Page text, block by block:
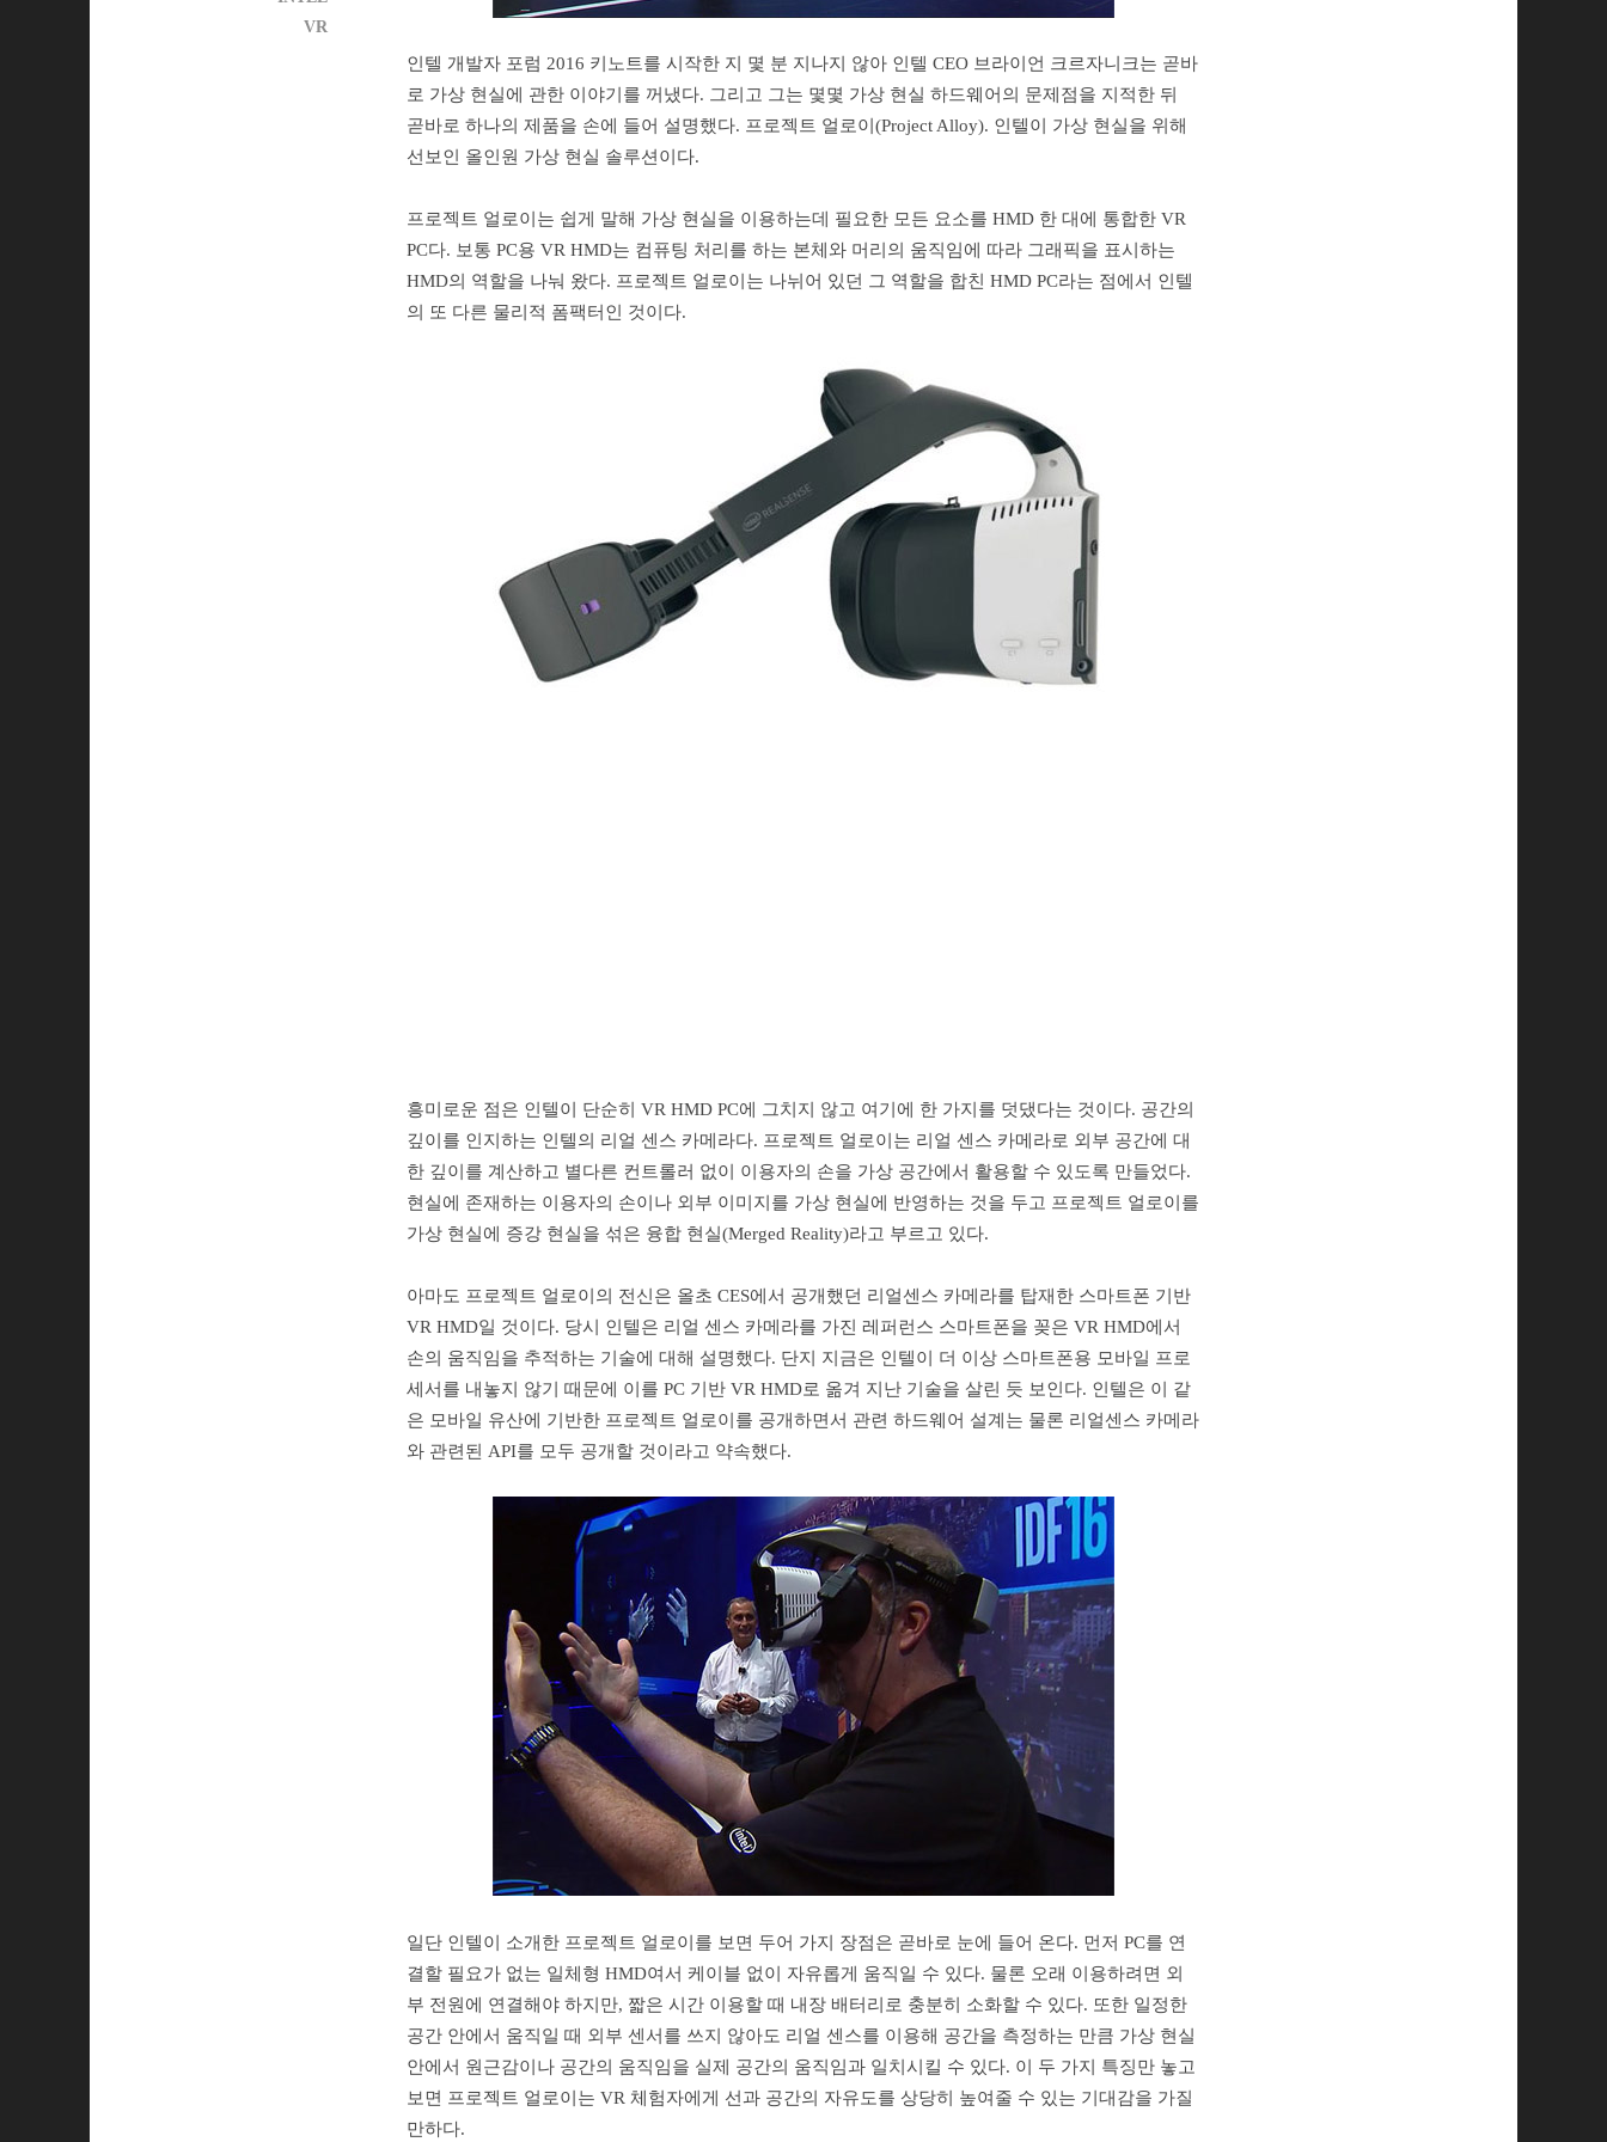
인텔 개발자 포럼 2016 키노트를 시작한 지 몇 분 지나지 않아 인텔 CEO 브라이언 크르자니크는 곧바
로 가상 현실에 관한 이야기를 꺼냈다. 그리고 그는 몇몇 가상 현실 하드웨어의 문제점을 지적한 뒤
곧바로 하나의 제품을 손에 들어 설명했다. 프로젝트 얼로이(Project Alloy). 인텔이 가상 현실을 위해
선보인 올인원 가상 현실 솔루션이다.
프로젝트 얼로이는 쉽게 말해 가상 현실을 이용하는데 필요한 모든 요소를 HMD 한 대에 통합한 VR
PC다. 보통 PC용 VR HMD는 컴퓨팅 처리를 하는 본체와 머리의 움직임에 따라 그래픽을 표시하는
HMD의 역할을 나눠 왔다. 프로젝트 얼로이는 나뉘어 있던 그 역할을 합친 HMD PC라는 점에서 인텔
의 또 다른 물리적 폼팩터인 것이다.
흥미로운 점은 인텔이 단순히 VR HMD PC에 그치지 않고 여기에 한 가지를 덧댔다는 것이다. 공간의
깊이를 인지하는 인텔의 리얼 센스 카메라다. 프로젝트 얼로이는 리얼 센스 카메라로 외부 공간에 대
한 깊이를 계산하고 별다른 컨트롤러 없이 이용자의 손을 가상 공간에서 활용할 수 있도록 만들었다.
현실에 존재하는 이용자의 손이나 외부 이미지를 가상 현실에 반영하는 것을 두고 프로젝트 얼로이를
가상 현실에 증강 현실을 섞은 융합 현실(Merged Reality)라고 부르고 있다.
아마도 프로젝트 얼로이의 전신은 올초 CES에서 공개했던 리얼센스 카메라를 탑재한 스마트폰 기반
VR HMD일 것이다. 당시 인텔은 리얼 센스 카메라를 가진 레퍼런스 스마트폰을 꽂은 VR HMD에서
손의 움직임을 추적하는 기술에 대해 설명했다. 단지 지금은 인텔이 더 이상 스마트폰용 모바일 프로
세서를 내놓지 않기 때문에 이를 PC 기반 VR HMD로 옮겨 지난 기술을 살린 듯 보인다. 인텔은 이 같
은 모바일 유산에 기반한 프로젝트 얼로이를 공개하면서 관련 하드웨어 설계는 물론 리얼센스 카메라
와 관련된 API를 모두 공개할 것이라고 약속했다.
일단 인텔이 소개한 프로젝트 얼로이를 보면 두어 가지 장점은 곧바로 눈에 들어 온다. 먼저 PC를 연
결할 필요가 없는 일체형 HMD여서 케이블 없이 자유롭게 움직일 수 있다. 물론 오래 이용하려면 외
부 전원에 연결해야 하지만, 짧은 시간 이용할 때 내장 배터리로 충분히 소화할 수 있다. 또한 일정한
공간 안에서 움직일 때 외부 센서를 쓰지 않아도 리얼 센스를 이용해 공간을 측정하는 만큼 가상 현실
안에서 원근감이나 공간의 움직임을 실제 공간의 움직임과 일치시킬 수 있다. 이 두 가지 특징만 놓고
보면 프로젝트 얼로이는 VR 체험자에게 선과 공간의 자유도를 상당히 높여줄 수 있는 기대감을 가질
만하다.
VR